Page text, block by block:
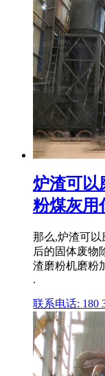
炉渣可以
粉煤灰用
那么,炉渣可
后的固体废物
渣磨粉机磨粉
.
联系电话: 180